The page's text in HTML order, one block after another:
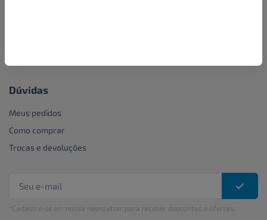
Dúvidas
Meus pedidos
Como comprar
Trocas e devoluções
*Cadastre-se em nossa newsletter para receber descontos e ofertas.